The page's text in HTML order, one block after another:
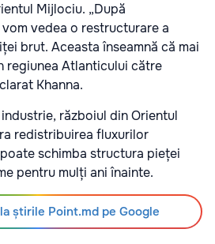
Mijlociu. „După
vedea o restructurare a
brut. Aceasta înseamnă că mai
regiunea Atlanticului către
Khanna.
războiul din Orientul
redistribuirea fluxurilor
schimba structura pieței
pentru mulți ani înainte.
știrile Point.md pe Google